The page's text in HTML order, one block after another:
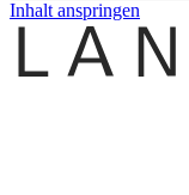
Inhalt anspringen